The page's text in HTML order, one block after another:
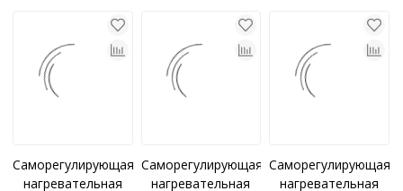
Саморегулирующаяся
нагревательная
Саморегулирующаяся
нагревательная
нагревательная